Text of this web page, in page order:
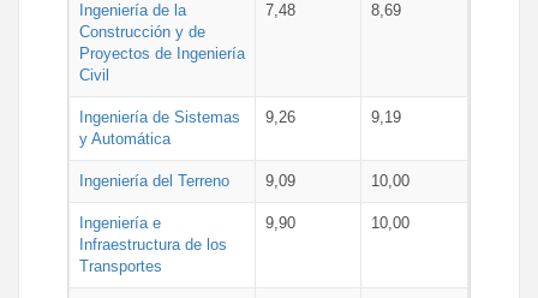
Ingeniería de la
Construcción y de
Proyectos de Ingeniería
Civil
7,48 8,69
Ingeniería de Sistemas
y Automática
9,26 9,19
Ingeniería del Terreno 9,09 10,00
Ingeniería e
Infraestructura de los
Transportes
9,90 10,00